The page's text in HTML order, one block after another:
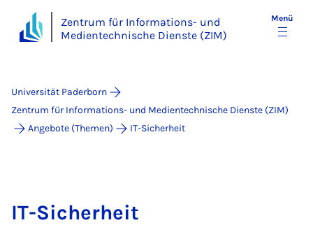
Zentrum für Informations- und
Medientechnische Dienste (ZIM)
Menü
Universität Paderborn
Zentrum für Informations- und Medientechnische Dienste (ZIM)
Angebote (Themen)
IT-Sicherheit
IT-Sicherheit